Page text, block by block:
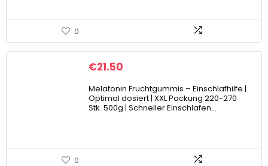
0
€21.50
Melatonin Fruchtgummis – Einschlafhilfe |
Optimal dosiert | XXL Packung 220-270
Stk. 500g | Schneller Einschlafen…
0